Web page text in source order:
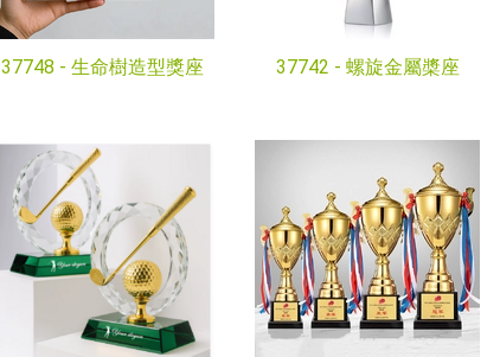
37748 - 生命樹造型獎座 37742 - 螺旋金屬槳座